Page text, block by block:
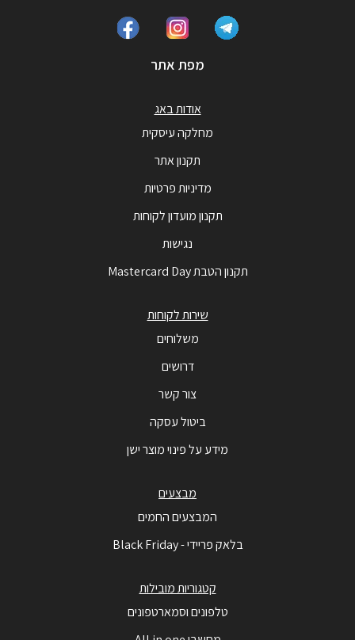
מפת אתר
אודות באג
מחלקה עיסקית
תקנון אתר
מדיניות פרטיות
תקנון מועדון לקוחות
נגישות
תקנון הטבת Mastercard Day
שירות לקוחות
משלוחים
דרושים
צור קשר
ביטול עסקה
מידע על פינוי מוצר ישן
מבצעים
המבצעים החמים
בלאק פריידי - Black Friday
קטגוריות מובילות
טלפונים וסמארטפונים